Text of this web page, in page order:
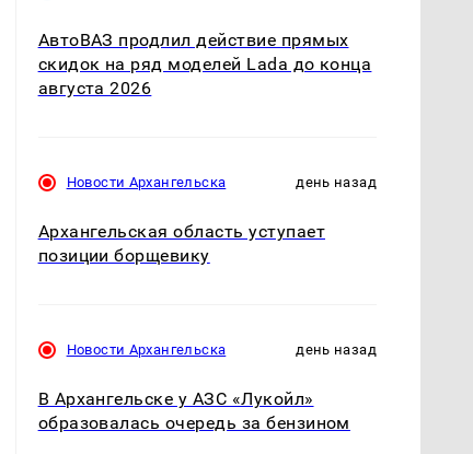
АвтоВАЗ продлил действие прямых
скидок на ряд моделей Lada до конца
августа 2026
Новости Архангельска день назад
Архангельская область уступает
позиции борщевику
Новости Архангельска день назад
В Архангельске у АЗС «Лукойл»
образовалась очередь за бензином